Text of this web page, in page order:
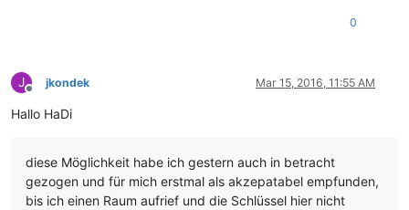
0
J
Offline
jkondek Mar 15, 2016, 11:55 AM
Hallo HaDi
diese Möglichkeit habe ich gestern auch in betracht
gezogen und für mich erstmal als akzepatabel empfunden,
bis ich einen Raum aufrief und die Schlüssel hier nicht